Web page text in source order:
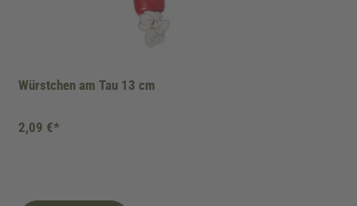
Würstchen am Tau 13 cm
2,09 €*